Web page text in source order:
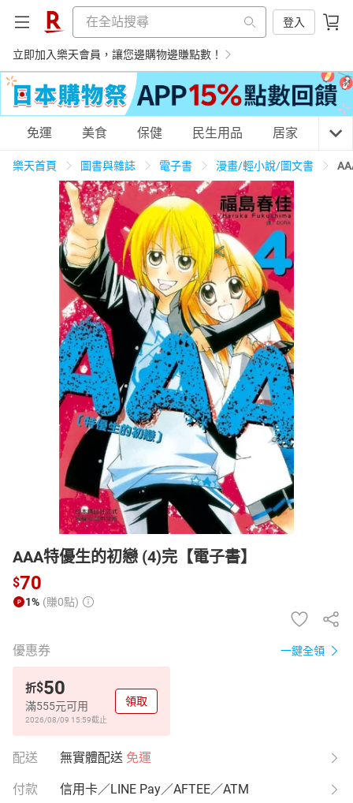
登入
立即加入樂天會員，讓您邊購物邊賺點數！
購物網分類
天天免運 美食蛋糕 養生保健 民生用品
居家生活 3C家電 運動休閒 親子玩具
女裝 男裝 化妝保養 情趣用品
日本購物 電子/紙本書
HOT
免運 美食 保健 民生用品 居家 3C
樂天首頁 圖書與雜誌 電子書 漫畫/輕小說/圖文書
AAA特優生的初戀 (4)完【電子書】
$70
1% (賺0點)
優惠券 一鍵全領
折$50
滿555元可用
2026/08/09 15:59截止
領取
配送 無實體配送 免運
付款 信用卡／LINE Pay／AFTEE／ATM